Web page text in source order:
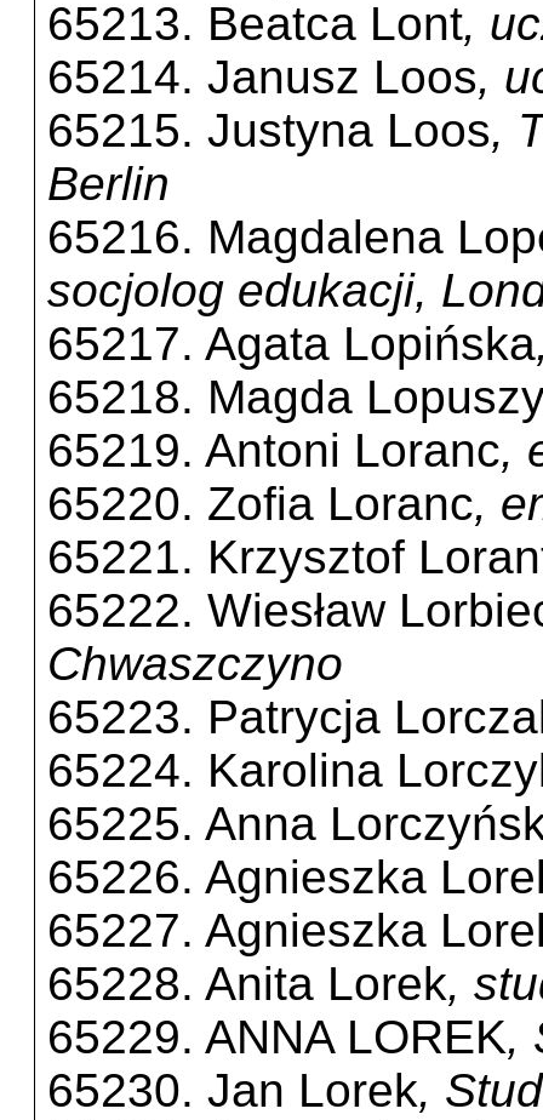
65213. Beatca Lont,
65214. Janusz Loos,
65215. Justyna Loos,
Berlin
65216. Magdalena
socjolog edukacji,
65217. Agata Lopińska
65218. Magda
65219. Antoni Loranc,
65220. Zofia Loranc,
65221. Krzysztof
65222. Wiesław
Chwaszczyno
65223. Patrycja
65224. Karolina
65225. Anna
65226. Agnieszka
65227. Agnieszka
65228. Anita Lorek,
65229. ANNA LOREK,
65230. Jan Lorek,